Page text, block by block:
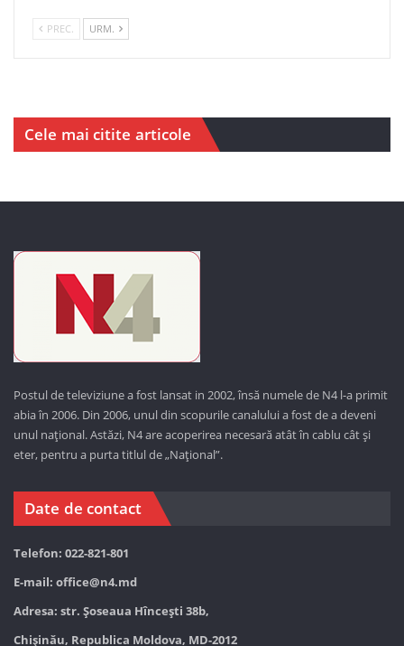
PREC. URM.
Cele mai citite articole
Postul de televiziune a fost lansat in 2002, însă numele de N4 l-a primit
abia în 2006. Din 2006, unul din scopurile canalului a fost de a deveni
unul național. Astăzi, N4 are acoperirea necesară atât în cablu cât și
eter, pentru a purta titlul de „Național”.
Date de contact
Telefon: 022-821-801
E-mail: office@n4.md
Adresa: str. Șoseaua Hînceşti 38b,
Chișinău, Republica Moldova, MD-2012